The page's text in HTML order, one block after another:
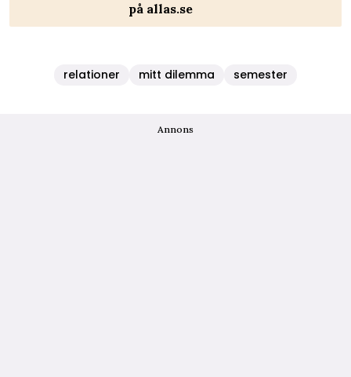
på allas.se
relationer mitt dilemma semester
Annons